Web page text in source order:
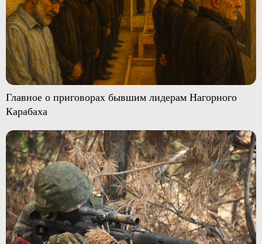
Главное о приговорах бывшим лидерам Нагорного
Карабаха